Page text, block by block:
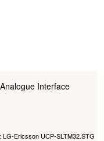
Interface
LG-Ericsson UCP-SLTM32.STG